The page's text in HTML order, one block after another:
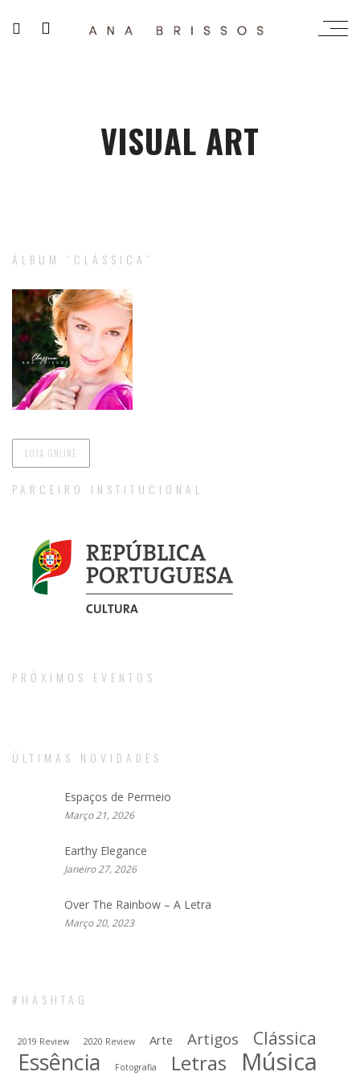
VISUAL ART
EARTHY ELEGANCE
ÁLBUM “CLÁSSICA”
LOJA ONLINE
PARCEIRO INSTITUCIONAL
PRÓXIMOS EVENTOS
ÚLTIMAS NOVIDADES
Espaços de Permeio
Março 21, 2026
Earthy Elegance
Janeiro 27, 2026
Over The Rainbow – A Letra
Março 20, 2023
#HASHTAG
2019 Review 2020 Review Arte Artigos Clássica
Essência Fotografia Letras Música